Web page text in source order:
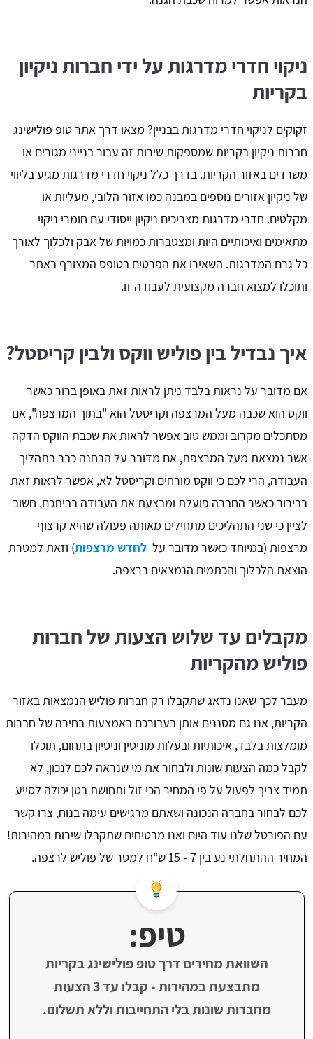
ניקוי חדרי מדרגות על ידי חברות ניקיון
בקריות
זקוקים לניקוי חדרי מדרגות בבניין? מצאו דרך אתר טופ פולישינג
חברות ניקיון בקריות שמספקות שירות זה עבור בנייני מגורים או
משרדים באזור הקריות. בדרך כלל ניקוי חדרי מדרגות מגיע בליווי
של ניקיון אזורים נוספים במבנה כמו אזור הלובי, מעליות או
מקלטים. חדרי מדרגות מצריכים ניקיון ייסודי עם חומרי ניקוי
מתאימים ואיכותיים היות ומצטברות כמויות של אבק ולכלוך לאורך
כל גרם המדרגות. השאירו את הפרטים בטופס המצורף באתר
ותוכלו למצוא חברה מקצועית לעבודה זו.
איך נבדיל בין פוליש ווקס ולבין קריסטל?
אם מדובר על נראות בלבד ניתן לראות זאת באופן ברור כאשר
ווקס הוא שכבה מעל המרצפה וקריסטל הוא "בתוך המרצפה", אם
מסתכלים מקרוב וממש טוב אפשר לראות את שכבת הווקס הדקה
אשר נמצאת מעל המרצפת, אם מדובר על הבחנה כבר בתהליך
העבודה, הרי לכם כי ווקס מורחים וקריסטל לא, אפשר לראות זאת
בבירור כאשר החברה פועלת ומבצעת את העבודה בביתכם, חשוב
לציין כי שני התהליכים מתחילים מאותה פעולה שהיא קרצוף
מרצפות (במיוחד כאשר מדובר על לחדש מרצפות) וזאת למטרת
הוצאת הלכלוך והכתמים הנמצאים ברצפה.
מקבלים עד שלוש הצעות של חברות
פוליש מהקריות
מעבר לכך שאנו נדאג שתקבלו רק חברות פוליש הנמצאות באזור
הקריות, אנו גם מסננים אותן בעבורכם באמצעות בחירה של חברות
מומלצות בלבד, איכותיות ובעלות מוניטין וניסיון בתחום, תוכלו
לקבל כמה הצעות שונות ולבחור את מי שנראה לכם לנכון, לא
תמיד צריך לפעול על פי המחיר הכי זול ותחושת בטן יכולה לסייע
לכם לבחור בחברה הנכונה ושאתם מרגישים עימה בנוח, צרו קשר
עם הפורטל שלנו עוד היום ואנו מבטיחים שתקבלו שירות במהירות!
המחיר ההתחלתי נע בין 7 - 15 ש"ח למטר של פוליש לרצפה.
טיפ:
השוואת מחירים דרך טופ פולישינג בקריות
מתבצעת במהירות - קבלו עד 3 הצעות
מחברות שונות בלי התחייבות וללא תשלום.